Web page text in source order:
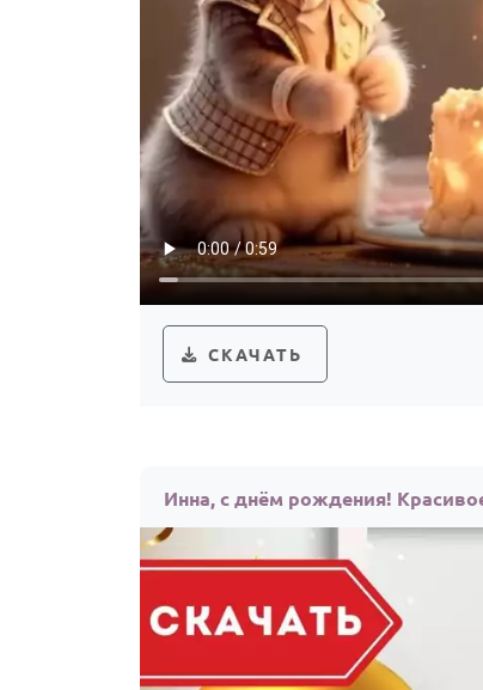
СКАЧАТЬ
Инна, с днём рождения!